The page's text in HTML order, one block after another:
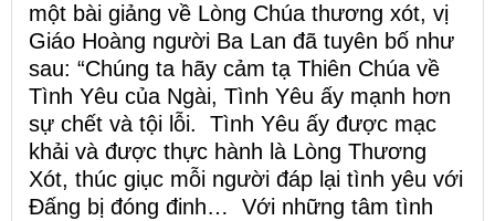
một bài giảng về Lòng Chúa thương xót, vị
Giáo Hoàng người Ba Lan đã tuyên bố như
sau: “Chúng ta hãy cảm tạ Thiên Chúa về
Tình Yêu của Ngài, Tình Yêu ấy mạnh hơn
sự chết và tội lỗi. Tình Yêu ấy được mạc
khải và được thực hành là Lòng Thương
Xót, thúc giục mỗi người đáp lại tình yêu với
Đấng bị đóng đinh… Với những tâm tình